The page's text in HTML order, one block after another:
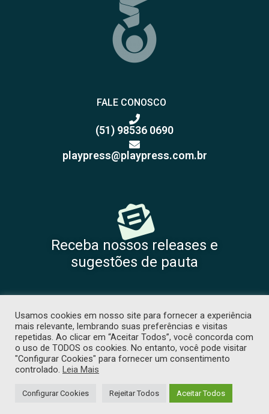
FALE CONOSCO
(51) 98536 0690
playpress@playpress.com.br
Receba nossos releases e
sugestões de pauta
COPYRIGHT 2026 © TODOS OS DIREITOS RESERVADOS. PROIBIDA CÓPIA
SEM PRÉVIA AUTORIZAÇÃO. -
TJW COMUNICAÇÃO
Usamos cookies em nosso site para fornecer a experiência
mais relevante, lembrando suas preferências e visitas
repetidas. Ao clicar em “Aceitar Todos”, você concorda com
o uso de TODOS os cookies. No entanto, você pode visitar
"Configurar Cookies" para fornecer um consentimento
controlado. Leia Mais
Configurar Cookies Rejeitar Todos Aceitar Todos